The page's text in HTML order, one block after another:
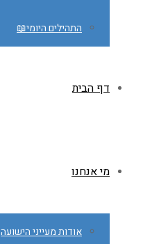
התהילים היומי📖
דף הבית
מי אנחנו
אודות מעייני הישועה